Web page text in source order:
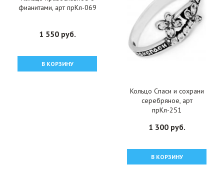
фианитами, арт прКл-069
1 550 руб.
В КОРЗИНУ
Кольцо Спаси и сохрани
серебряное, арт
прКл-251
1 300 руб.
В КОРЗИНУ